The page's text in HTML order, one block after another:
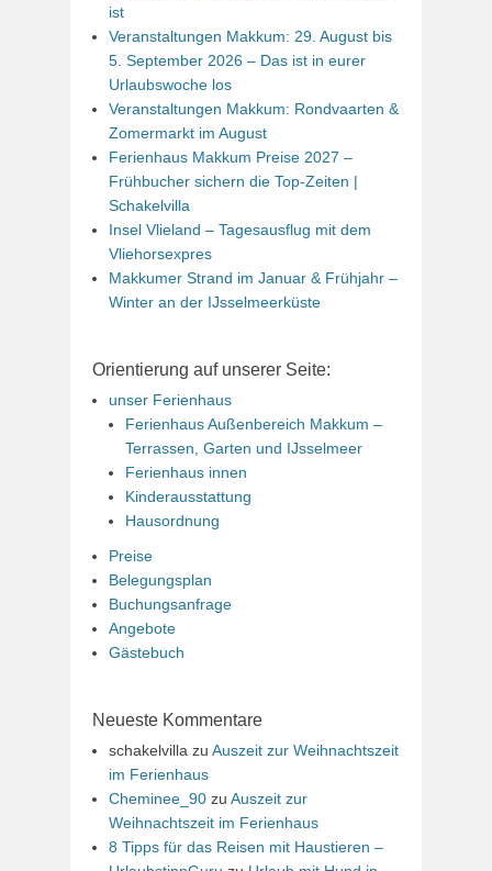
ist
Veranstaltungen Makkum: 29. August bis
5. September 2026 – Das ist in eurer
Urlaubswoche los
Veranstaltungen Makkum: Rondvaarten &
Zomermarkt im August
Ferienhaus Makkum Preise 2027 –
Frühbucher sichern die Top-Zeiten |
Schakelvilla
Insel Vlieland – Tagesausflug mit dem
Vliehorsexpres
Makkumer Strand im Januar & Frühjahr –
Winter an der IJsselmeerküste
Orientierung auf unserer Seite:
unser Ferienhaus
Ferienhaus Außenbereich Makkum –
Terrassen, Garten und IJsselmeer
Ferienhaus innen
Kinderausstattung
Hausordnung
Preise
Belegungsplan
Buchungsanfrage
Angebote
Gästebuch
Neueste Kommentare
schakelvilla zu Auszeit zur Weihnachtszeit
im Ferienhaus
Cheminee_90 zu Auszeit zur
Weihnachtszeit im Ferienhaus
8 Tipps für das Reisen mit Haustieren –